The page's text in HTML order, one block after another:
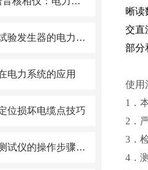
三倍频感应耐压试验发生器的电力革新之路
电力系统的应用
位损坏电缆点技巧
抗干扰介质损耗测试仪的操作步骤与注意事项
晰读
交直
部分
使用
1．
2．
3．
4．